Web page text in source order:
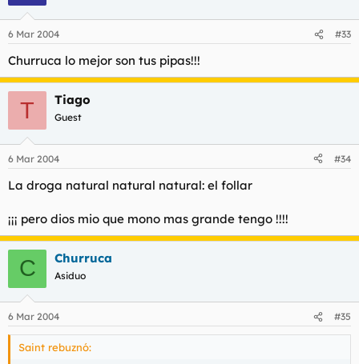
6 Mar 2004 #33
Churruca lo mejor son tus pipas!!!
T Tiago
Guest
6 Mar 2004 #34
La droga natural natural natural: el follar
¡¡¡ pero dios mio que mono mas grande tengo !!!!
C Churruca
Asiduo
6 Mar 2004 #35
Saint rebuznó: